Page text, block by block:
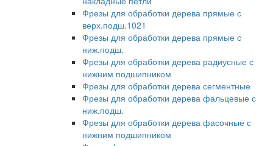
Фрезы для обработки дерева прямые с
верх.подш.1021
Фрезы для обработки дерева прямые с
ниж.подш.
Фрезы для обработки дерева радиусные с
нижним подшипником
Фрезы для обработки дерева сегментные
Фрезы для обработки дерева фальцевые с
ниж.подш.
Фрезы для обработки дерева фасочные с
нижним подшипником